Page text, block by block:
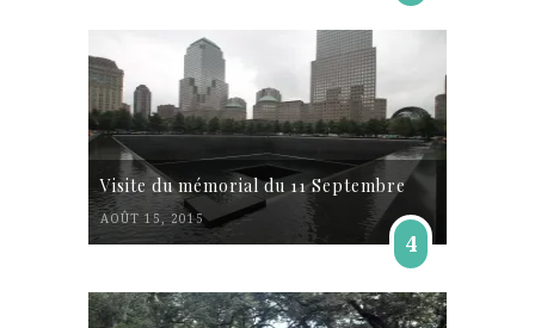
Visite du mémorial du 11 Septembre
AOÛT 15, 2015
4